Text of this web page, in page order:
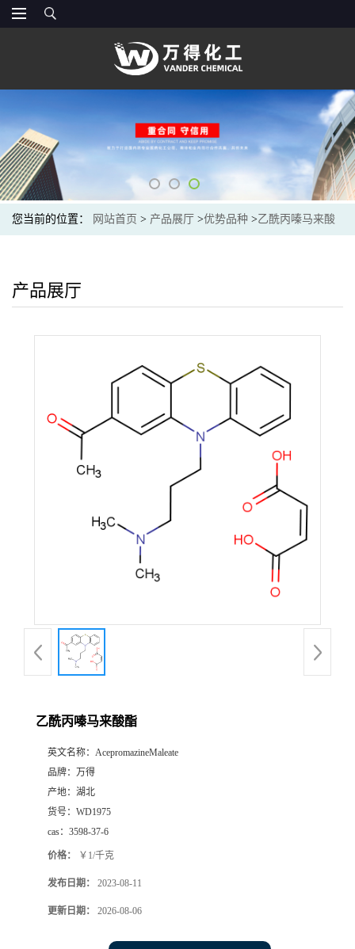
您当前的位置： 网站首页 > 产品展厅 >优势品种 >乙酰丙嗪马来酸
产品展厅
乙酰丙嗪马来酸酯
英文名称： AcepromazineMaleate
品牌： 万得
产地： 湖北
货号： WD1975
cas： 3598-37-6
价格： ￥1/千克
发布日期： 2023-08-11
更新日期： 2026-08-06